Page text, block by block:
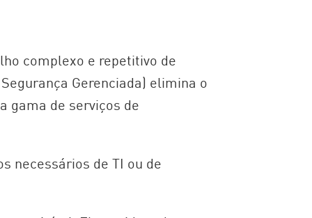
complexo e repetitivo de
Gerenciada) elimina o
gama de serviços de
necessários de TI ou de